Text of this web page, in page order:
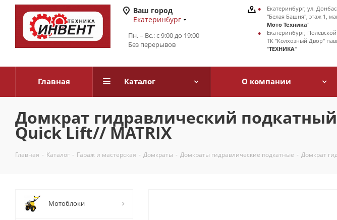
Ваш город
Екатеринбург
Пн. – Вс.: с 9:00 до 19:00
Без перерывов
Екатеринбург, ул.
"Белая Башня", этаж 1,
Мото Техника"
Екатеринбург,
ТК "Колхозный Двор"
"ТЕХНИКА"
Главная Каталог О компании
Домкрат гидравлический
Quick Lift// MATRIX
Главная - Каталог - Гараж и мастерская - Домкраты - Домкраты гидравлические подкатные - Домкрат
Мотоблоки